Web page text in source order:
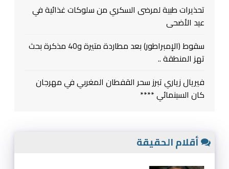
تحذيرات طبية لمرضى السكري من سلوكات غذائية في
عيد الأضحى
سقوط (الإمبراطور) بعد مطاردة متيرة و40 مذكرة بحث
تهز المنطقة ..
فيريال زياري تبرز سحر القفطان المغربي في مهرجان
كان السينمائي ****
أقلام الحقيقة